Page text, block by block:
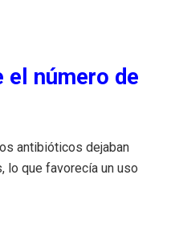
el número de
antibióticos dejaban
lo que favorecía un uso